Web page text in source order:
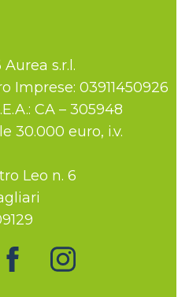
s.r.l.
Imprese: 03911450926
CA – 305948
30.000 euro, i.v.
Leo n. 6